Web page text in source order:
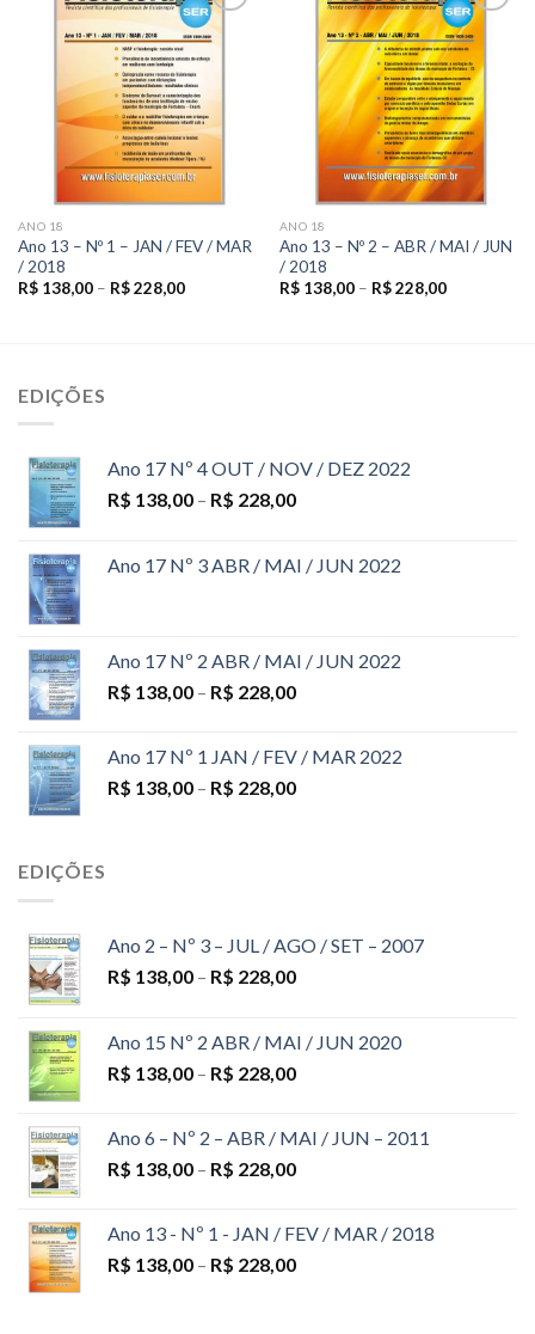
Add to
wishlist
ANO 18
Ano 13 – Nº 1 – JAN / FEV / MAR
/ 2018
R$138,00– R$228,00
Add to
wishlist
ANO 18
Ano 13 – Nº 2 – ABR / MAI / JUN
/ 2018
R$138,00– R$228,00
EDIÇÕES
Ano 17 Nº 4 OUT / NOV / DEZ 2022
R$ 138,00 – R$ 228,00
Ano 17 Nº 3 ABR / MAI / JUN 2022
Ano 17 Nº 2 ABR / MAI / JUN 2022
R$ 138,00 – R$ 228,00
Ano 17 Nº 1 JAN / FEV / MAR 2022
R$ 138,00 – R$ 228,00
EDIÇÕES
Ano 2 – Nº 3 – JUL / AGO / SET – 2007
R$ 138,00 – R$ 228,00
Ano 15 Nº 2 ABR / MAI / JUN 2020
R$ 138,00 – R$ 228,00
Ano 6 – Nº 2 – ABR / MAI / JUN – 2011
R$ 138,00 – R$ 228,00
Ano 13 - Nº 1 - JAN / FEV / MAR / 2018
R$ 138,00 – R$ 228,00